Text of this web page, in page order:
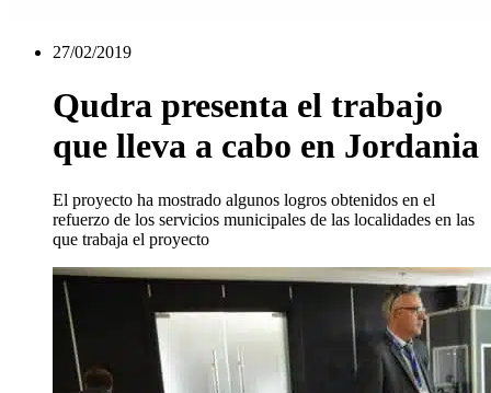
27/02/2019
Qudra presenta el trabajo
que lleva a cabo en Jordania
El proyecto ha mostrado algunos logros obtenidos en el
refuerzo de los servicios municipales de las localidades en las
que trabaja el proyecto